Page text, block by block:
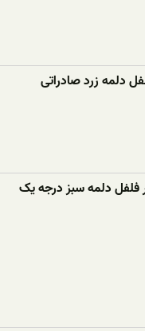
دلمه زرد صادراتی
فلفل دلمه سبز درجه یک